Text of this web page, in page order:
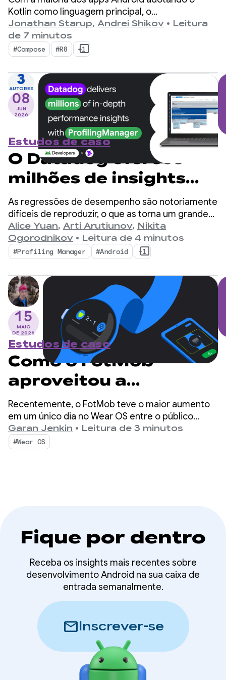
mais rápidas
Kotlin como linguagem principal, o
kotlinx.coroutines se tornou um padrão de fato
para programação assíncrona. A biblioteca
oferece uma maneira bem projetada e
estruturada de gerenciar fluxos simultâneos
nativos do Kotlin.
Jonathan Starup, Andrei Shikov • Leitura
de 7 minutos
#Compose #R8 +1
3
AUTORES
08
JUN
2026
Estudos de caso
O Datadog oferece
milhões de insights
detalhados de
performance com o
ProfilingManager
As regressões de desempenho são notoriamente
difíceis de reproduzir, o que as torna um grande
gargalo para desenvolvedores de dispositivos
móveis.
Alice Yuan, Arti Arutiunov, Nikita
Ogorodnikov • Leitura de 4 minutos
#Profiling Manager #Android +1
15
MAIO
DE 2026
Estudos de caso
Como o FotMob
aproveitou a
descoberta em vários
dispositivos para
alcançar uma adoção
Recentemente, o FotMob teve o maior aumento
em um único dia no Wear OS entre o público
instalado em cinco anos, com 2 a 3 vezes a média
diária. O segredo? Um fluxo de instalação simples
entre dispositivos que ajuda os usuários a
Garan Jenkin • Leitura de 3 minutos
#Wear OS
Fique por dentro
Receba os insights mais recentes sobre
desenvolvimento Android na sua caixa de
entrada semanalmente.
mailInscrever-se